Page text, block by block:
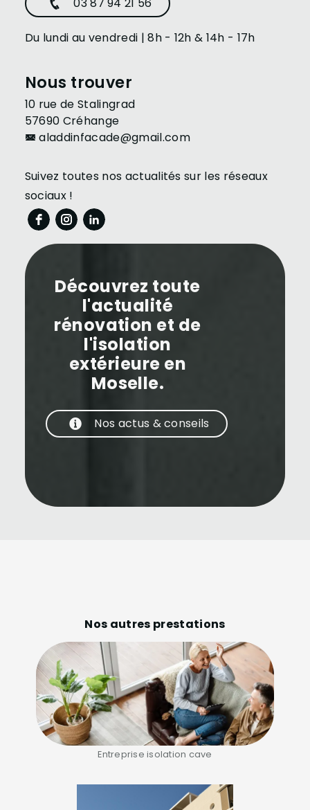
03 87 94 21 56
Du lundi au vendredi | 8h - 12h & 14h - 17h
Nous trouver
10 rue de Stalingrad
57690 Créhange
aladdinfacade@gmail.com
Suivez toutes nos actualités sur les réseaux
sociaux !
Découvrez toute
l'actualité
rénovation et de
l'isolation
extérieure en
Moselle.
Nos actus & conseils
Nos autres prestations
Entreprise isolation cave